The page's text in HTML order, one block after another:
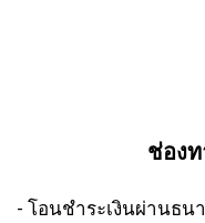
ช่องท
- โอนชำระเงินผ่านธน